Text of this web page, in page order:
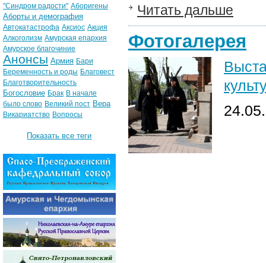
Читать дальше
Фотогалерея
"Синдром радости" Аборигены
Аборты и демография
Автокатастрофа Аксиос Акция
Алкоголизм Амурская епархия
Амурское благочиние
Анонсы Армия Бари
Беременность и роды Благовест
Благотворительность
Богословие Брак В начале
было слово Великий пост Вера
Викариатство Вопросы
Показать все теги